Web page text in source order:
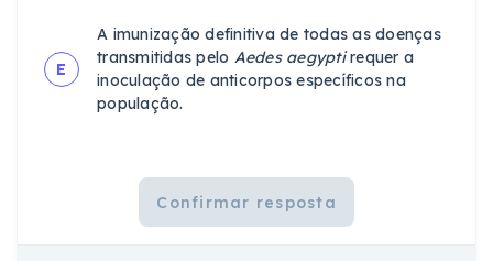
E
A imunização definitiva de todas as doenças
transmitidas pelo Aedes aegyptirequer a
inoculação de anticorpos específicos na
população.
Confirmar resposta